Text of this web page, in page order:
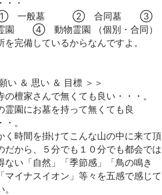
・・
般墓 ② 合同墓 ③
園 ④ 動物霊園 （個別・合同）
を完備しているからなんですよ。
い ＆ 思い ＆ 目標 ＞＞
の檀家さんで無くても良い・・・。
霊園にお墓を持って無くても良
・。
く時間を掛けてこんな山の中に来て頂
だから、５分でも１０分でも都会では
ない「自然」「季節感」「鳥の鳴き
マイナスイオン」等々を五感で感じて